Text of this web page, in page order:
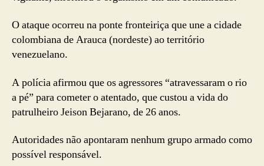
O ataque ocorreu na ponte fronteiriça que une a cidade
colombiana de Arauca (nordeste) ao território
venezuelano.
A polícia afirmou que os agressores “atravessaram o rio
a pé” para cometer o atentado, que custou a vida do
patrulheiro Jeison Bejarano, de 26 anos.
Autoridades não apontaram nenhum grupo armado como
possível responsável.